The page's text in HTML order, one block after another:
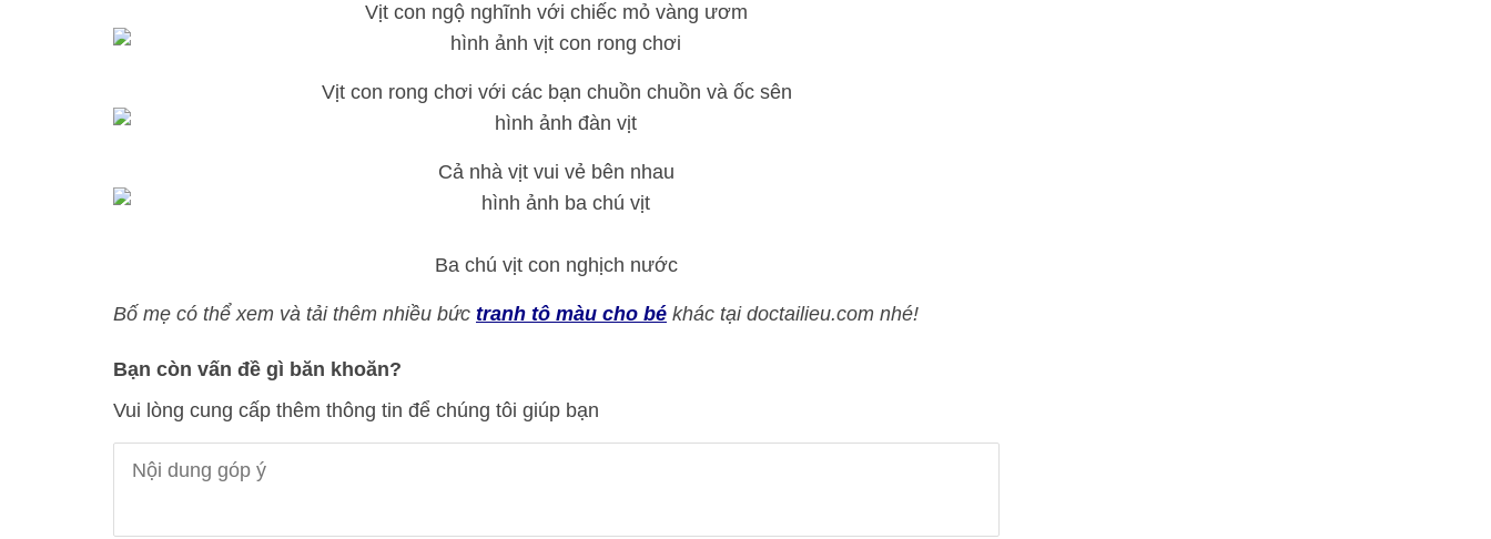
Vịt con ngộ nghĩnh với chiếc mỏ vàng ươm
Vịt con rong chơi với các bạn chuồn chuồn và ốc sên
Cả nhà vịt vui vẻ bên nhau
Ba chú vịt con nghịch nước
Bố mẹ có thể xem và tải thêm nhiều bức tranh tô màu cho bé khác tại doctailieu.com nhé!
Bạn còn vấn đề gì băn khoăn?
Vui lòng cung cấp thêm thông tin để chúng tôi giúp bạn